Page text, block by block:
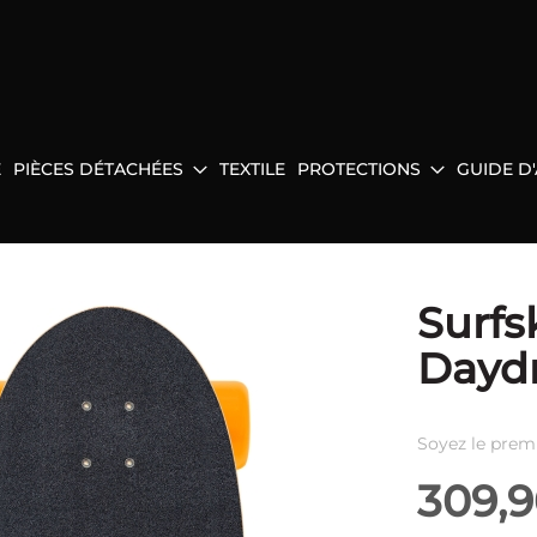
PIÈCES DÉTACHÉES TEXTILE PROTECTIONS GUIDE
Soyez le